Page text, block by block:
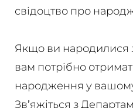
свідоцтво про
Якщо ви народилися
вам потрібно
народження у
Зв’яжіться з